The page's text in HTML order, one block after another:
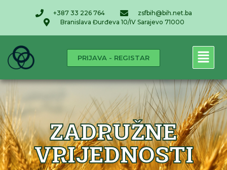
+387 33 226 764
zsfbih@bih.net.ba
Branislava Đurđeva 10/IV Sarajevo 71000
PRIJAVA - REGISTAR
ZADRUŽNE
VRIJEDNOSTI